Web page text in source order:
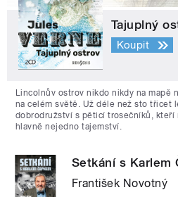
Tajuplný
Koupit
Lincolnův ostrov nikdo nikdy na mapě
na celém světě. Už déle než sto třicet
dobrodružství s pěticí trosečníků, kteří
hlavně nejedno tajemství.
Setkání s Karlem
František Novotný